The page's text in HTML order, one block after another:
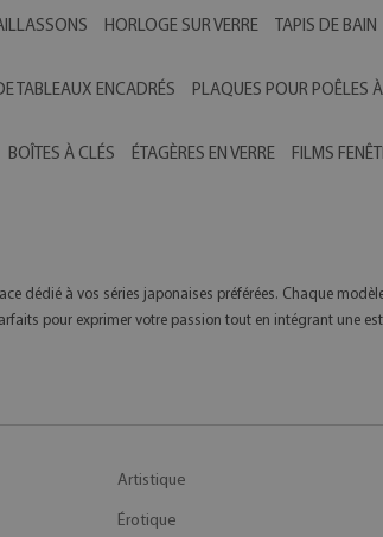
HORLOGE SUR VERRE TAPIS DE BAIN
TABLEAUX ENCADRÉS PLAQUES POUR POÊLES
BOÎTES À CLÉS ÉTAGÈRES EN VERRE FILMS
dédié à vos séries japonaises préférées. Chaque
pour exprimer votre passion tout en intégrant une
Artistique
Érotique